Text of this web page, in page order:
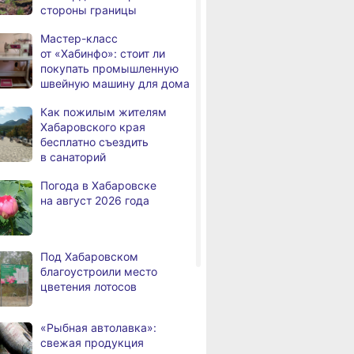
с инвалидностью
в Хабаровском крае
Магнитные бури,
радиационный фон и пробки
Какой сегодня день: День
маяка
в этом году подали свыше
100 тысяч заявлений
медалями «За спасение
на пожаре»
по нацпроекту капитально
ремонтируют кровлю Дома
культуры
стороны границы
Мастер-класс
от «Хабинфо»: стоит ли
покупать промышленную
швейную машину для дома
Как пожилым жителям
Хабаровского края
бесплатно съездить
в санаторий
Погода в Хабаровске
на август 2026 года
Под Хабаровском
благоустроили место
цветения лотосов
«Рыбная автолавка»:
свежая продукция